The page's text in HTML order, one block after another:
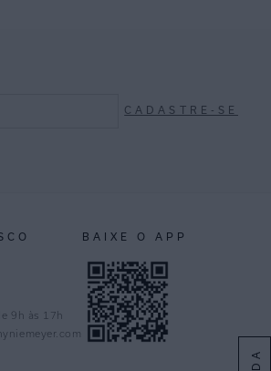
CADASTRE-SE
9h às 17h
BAIXE O APP